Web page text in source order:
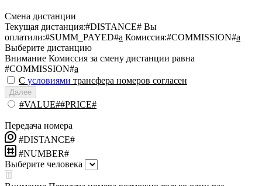
Смена дистанции
Текущая дистанция:#DISTANCE# Вы
оплатили:#SUMM_PAYED#a Комиссия:#COMMISSION#a
Выберите дистанцию
Внимание Комиссия за смену дистанции равна
#COMMISSION#a
С условиями трансфера номеров согласен
Далее
#VALUE##PRICE#
Передача номера
#DISTANCE#
#NUMBER#
Выберите человека